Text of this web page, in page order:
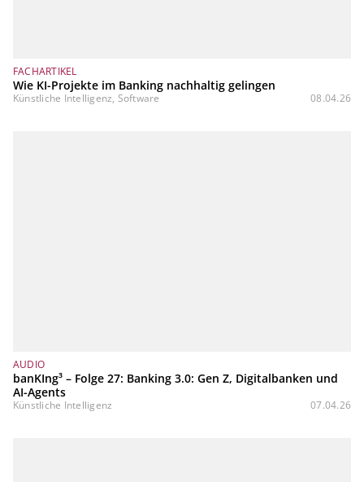
FACHARTIKEL
Wie KI-Projekte im Banking nachhaltig gelingen
Künstliche Intelligenz, Software 08.04.26
AUDIO
banKIng³ – Folge 27: Banking 3.0: Gen Z, Digitalbanken und
AI-Agents
Künstliche Intelligenz 07.04.26